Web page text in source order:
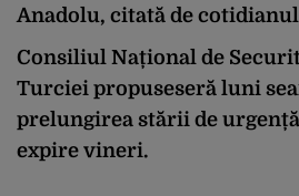
Anadolu, citată de
Consiliul Național de
Turciei propuseseră luni
prelungirea stării de
expire vineri.